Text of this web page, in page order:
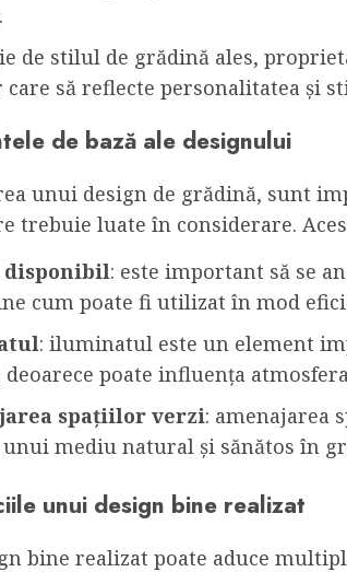
de stilul de grădină ales,
să reflecte personalitatea și
de bază ale designului
unui design de grădină, sunt
trebuie luate în considerare.
disponibil: este important să se
cum poate fi utilizat în mod
: iluminatul este un element
poate influența
spațiilor verzi: amenajarea
unui mediu natural și sănătos în
unui design bine realizat
bine realizat poate aduce